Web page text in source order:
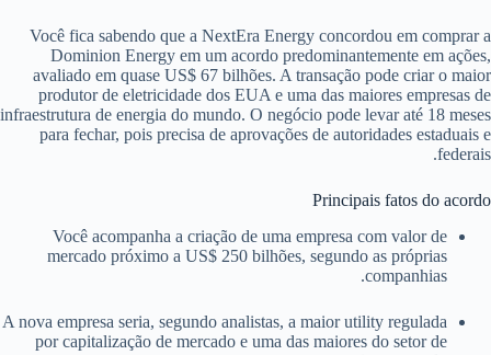
Você fica sabendo que a NextEra Energy concordou em comprar a
Dominion Energy em um acordo predominantemente em ações,
avaliado em quase US$ 67 bilhões. A transação pode criar o maior
produtor de eletricidade dos EUA e uma das maiores empresas de
infraestrutura de energia do mundo. O negócio pode levar até 18 meses
para fechar, pois precisa de aprovações de autoridades estaduais e
federais.
Principais fatos do acordo
Você acompanha a criação de uma empresa com valor de
mercado próximo a US$ 250 bilhões, segundo as próprias
companhias.
A nova empresa seria, segundo analistas, a maior utility regulada
por capitalização de mercado e uma das maiores do setor de